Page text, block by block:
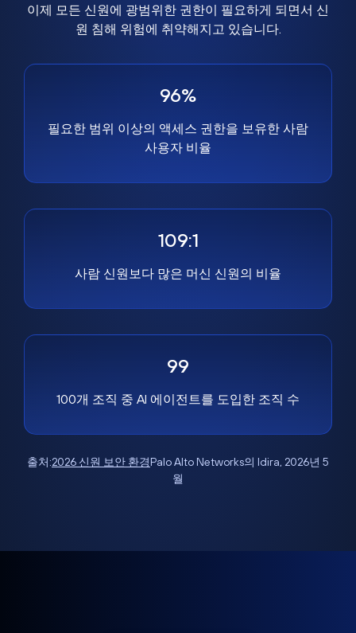
이제 모든 신원에 광범위한 권한이 필요하게 되면서 신
원 침해 위험에 취약해지고 있습니다.
96%
필요한 범위 이상의 액세스 권한을 보유한 사람
사용자 비율
109:1
사람 신원보다 많은 머신 신원의 비율
99
100개 조직 중 AI 에이전트를 도입한 조직 수
출처:2026 신원 보안 환경Palo Alto Networks의 Idira, 2026년 5
월